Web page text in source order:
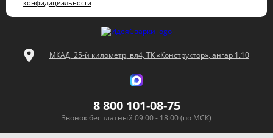
конфидициальности
МКАД, 25-й километр, вл4, ТК «Конструктор», ангар 1.10
8 800 101-08-75
Звонок бесплатный 09:00 - 18:00 (по МСК)